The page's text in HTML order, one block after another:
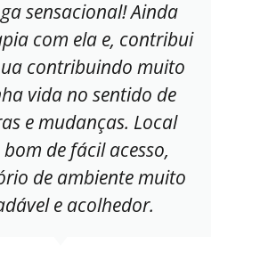
sensacional! Ainda
com ela e, contribui
contribuindo muito
vida no sentido de
e mudanças. Local
de fácil acesso,
de ambiente muito
e acolhedor.